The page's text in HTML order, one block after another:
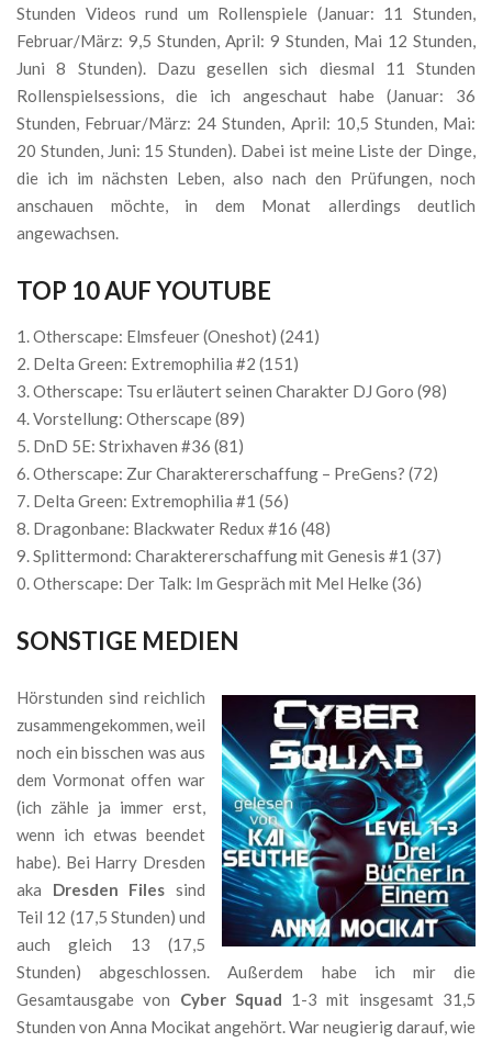
Stunden Videos rund um Rollenspiele (Januar: 11 Stunden,
Februar/März: 9,5 Stunden, April: 9 Stunden, Mai 12 Stunden,
Juni 8 Stunden). Dazu gesellen sich diesmal 11 Stunden
Rollenspielsessions, die ich angeschaut habe (Januar: 36
Stunden, Februar/März: 24 Stunden, April: 10,5 Stunden, Mai:
20 Stunden, Juni: 15 Stunden). Dabei ist meine Liste der Dinge,
die ich im nächsten Leben, also nach den Prüfungen, noch
anschauen möchte, in dem Monat allerdings deutlich
angewachsen.
TOP 10 AUF YOUTUBE
Otherscape: Elmsfeuer (Oneshot) (241)
Delta Green: Extremophilia #2 (151)
Otherscape: Tsu erläutert seinen Charakter DJ Goro (98)
Vorstellung: Otherscape (89)
DnD 5E: Strixhaven #36 (81)
Otherscape: Zur Charaktererschaffung – PreGens? (72)
Delta Green: Extremophilia #1 (56)
Dragonbane: Blackwater Redux #16 (48)
Splittermond: Charaktererschaffung mit Genesis #1 (37)
Otherscape: Der Talk: Im Gespräch mit Mel Helke (36)
SONSTIGE MEDIEN
Hörstunden sind reichlich
zusammengekommen, weil
noch ein bisschen was aus
dem Vormonat offen war
(ich zähle ja immer erst,
wenn ich etwas beendet
habe). Bei Harry Dresden
aka Dresden Files sind
Teil 12 (17,5 Stunden) und
auch gleich 13 (17,5
Stunden) abgeschlossen. Außerdem habe ich mir die
Gesamtausgabe von Cyber Squad 1-3 mit insgesamt 31,5
Stunden von Anna Mocikat angehört. War neugierig darauf, wie